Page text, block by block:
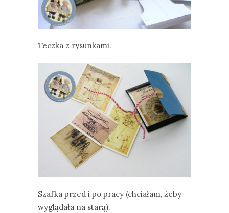
Teczka z rysunkami.
Szafka przed i po pracy (chciałam, żeby
wyglądała na starą).